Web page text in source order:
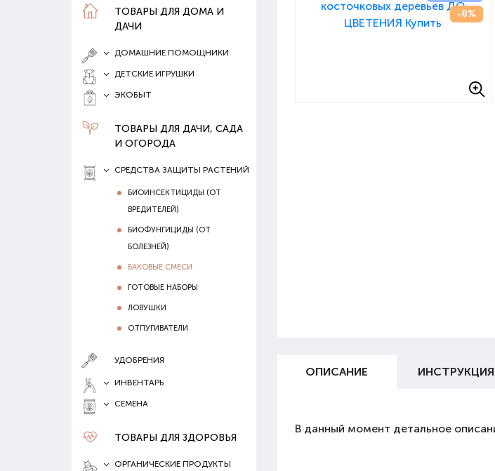
ТОВАРЫ ДЛЯ ДОМА И
ДАЧИ
ДОМАШНИЕ ПОМОЩНИКИ
ДЕТСКИЕ ИГРУШКИ
ЭКОБЫТ
ТОВАРЫ ДЛЯ ДАЧИ, САДА
И ОГОРОДА
СРЕДСТВА ЗАЩИТЫ РАСТЕНИЙ
БИОИНСЕКТИЦИДЫ (ОТ
ВРЕДИТЕЛЕЙ)
БИОФУНГИЦИДЫ (ОТ
БОЛЕЗНЕЙ)
БАКОВЫЕ СМЕСИ
ГОТОВЫЕ НАБОРЫ
ЛОВУШКИ
ОТПУГИВАТЕЛИ
УДОБРЕНИЯ
ИНВЕНТАРЬ
СЕМЕНА
ТОВАРЫ ДЛЯ ЗДОРОВЬЯ
ОРГАНИЧЕСКИЕ ПРОДУКТЫ
-8%
ОПИСАНИЕ ИНСТРУКЦИЯ
В данный момент детальное